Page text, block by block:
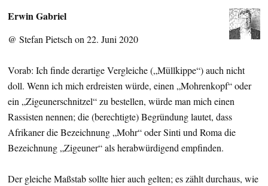
Erwin Gabriel
@ Stefan Pietsch on 22. Juni 2020
Vorab: Ich finde derartige Vergleiche („Müllkippe“) auch nicht
doll. Wenn ich mich erdreisten würde, einen „Mohrenkopf“ oder
ein „Zigeunerschnitzel“ zu bestellen, würde man mich einen
Rassisten nennen; die (berechtigte) Begründung lautet, dass
Afrikaner die Bezeichnung „Mohr“ oder Sinti und Roma die
Bezeichnung „Zigeuner“ als herabwürdigend empfinden.
Der gleiche Maßstab sollte hier auch gelten; es zählt durchaus, wie